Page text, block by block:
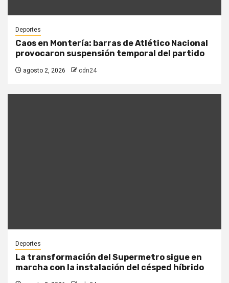
Deportes
Caos en Montería: barras de Atlético Nacional
provocaron suspensión temporal del partido
agosto 2, 2026 cdn24
Deportes
La transformación del Supermetro sigue en
marcha con la instalación del césped híbrido